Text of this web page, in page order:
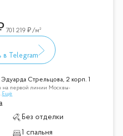
701 219 /м²
Стрельцова, 2 корп. 1
на первой линии Москвы-
Ещё
Без отделки
1 спальня